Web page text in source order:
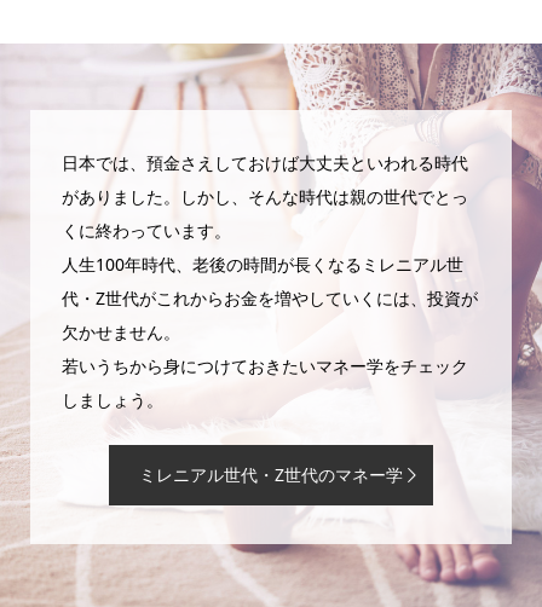
日本では、預金さえしておけば大丈夫といわれる時代
がありました。しかし、そんな時代は親の世代でとっ
くに終わっています。
人生100年時代、老後の時間が長くなるミレニアル世
代・Z世代がこれからお金を増やしていくには、投資が
欠かせません。
若いうちから身につけておきたいマネー学をチェック
しましょう。
ミレニアル世代・Z世代のマネー学